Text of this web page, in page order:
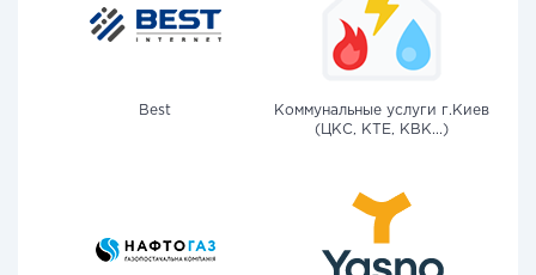
Best
Коммунальные услуги г.Киев
(ЦКС, КТЕ, КВК...)